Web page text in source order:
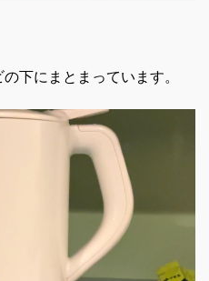
下にまとまっています。